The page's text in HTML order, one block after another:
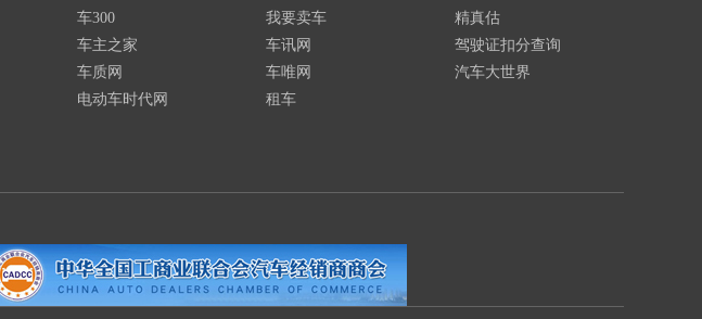
车300
车主之家
车质网
电动车时代网
我要卖车
车讯网
车唯网
租车
精真估
驾驶证扣分查询
汽车大世界